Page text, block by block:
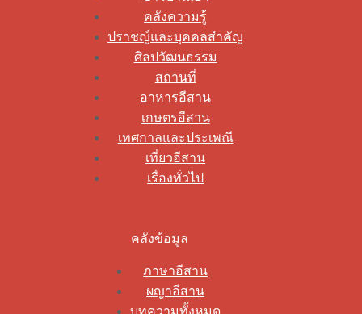
คลังความรู้
ปราชญ์และบุคคลสำคัญ
ศิลปวัฒนธรรม
สถานที่
อาหารอีสาน
เกษตรอีสาน
เทศกาลและประเพณี
เที่ยวอีสาน
เรื่องทั่วไป
คลังข้อมูล
ภาษาอีสาน
ผญาอีสาน
บทความทั้งหมด